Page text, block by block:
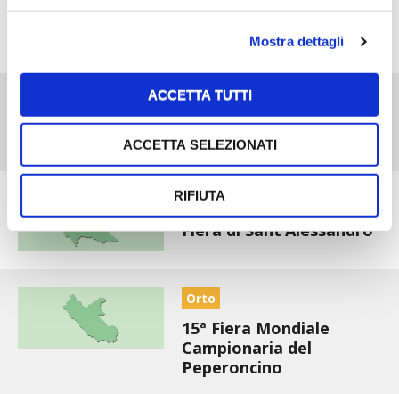
Mostra dettagli
ACCETTA TUTTI
ACCETTA SELEZIONATI
RIFIUTA
25ª Murabilia
La Nuova Millenaria
Allevamenti
Fiera di Sant’Alessandro
Orto
15ª Fiera Mondiale
Campionaria del
Peperoncino